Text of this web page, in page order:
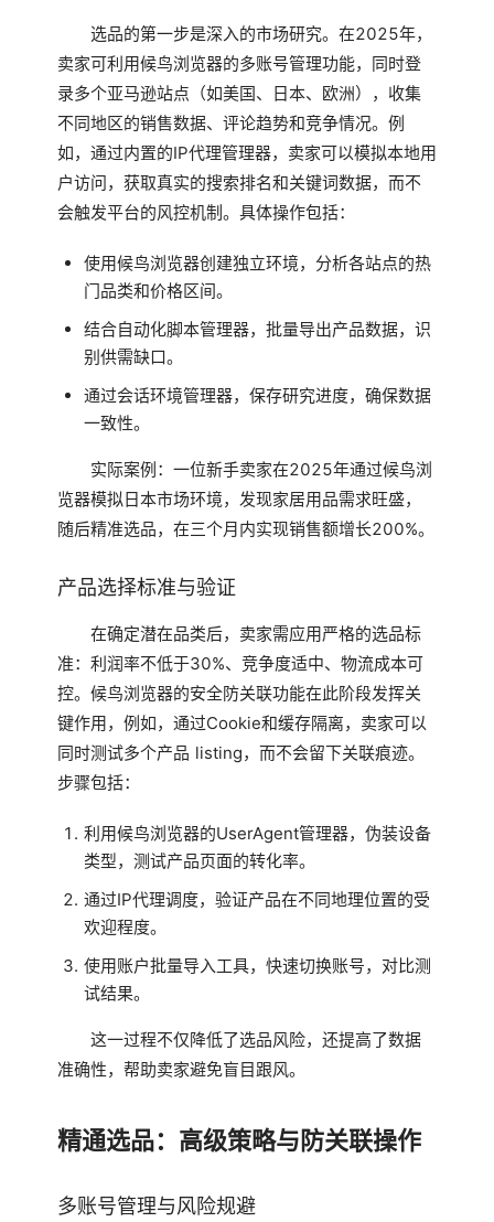
选品的第一步是深入的市场研究。在2025年，
卖家可利用候鸟浏览器的多账号管理功能，同时登
录多个亚马逊站点（如美国、日本、欧洲），收集
不同地区的销售数据、评论趋势和竞争情况。例
如，通过内置的IP代理管理器，卖家可以模拟本地用
户访问，获取真实的搜索排名和关键词数据，而不
会触发平台的风控机制。具体操作包括：
使用候鸟浏览器创建独立环境，分析各站点的热
门品类和价格区间。
结合自动化脚本管理器，批量导出产品数据，识
别供需缺口。
通过会话环境管理器，保存研究进度，确保数据
一致性。
实际案例：一位新手卖家在2025年通过候鸟浏
览器模拟日本市场环境，发现家居用品需求旺盛，
随后精准选品，在三个月内实现销售额增长200%。
产品选择标准与验证
在确定潜在品类后，卖家需应用严格的选品标
准：利润率不低于30%、竞争度适中、物流成本可
控。候鸟浏览器的安全防关联功能在此阶段发挥关
键作用，例如，通过Cookie和缓存隔离，卖家可以
同时测试多个产品 listing，而不会留下关联痕迹。
步骤包括：
利用候鸟浏览器的UserAgent管理器，伪装设备
类型，测试产品页面的转化率。
通过IP代理调度，验证产品在不同地理位置的受
欢迎程度。
使用账户批量导入工具，快速切换账号，对比测
试结果。
这一过程不仅降低了选品风险，还提高了数据
准确性，帮助卖家避免盲目跟风。
精通选品：高级策略与防关联操作
多账号管理与风险规避